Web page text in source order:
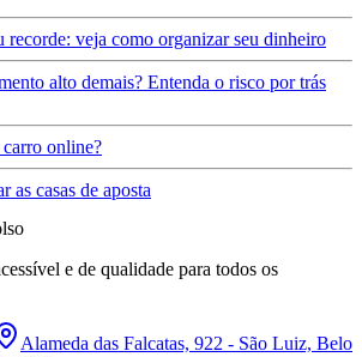
recorde: veja como organizar seu dinheiro
alto demais? Entenda o risco por trás
online?
as casas de aposta
e de qualidade para todos os
Alameda das Falcatas, 922 - São Luiz, Belo